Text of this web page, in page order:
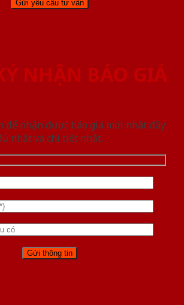
NHẬN BÁO GIÁ
để nhận được báo giá mới nhât đầy
nhất và chi tiết nhất.